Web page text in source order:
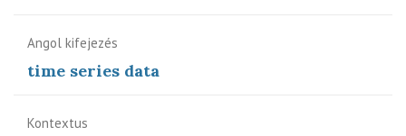
Angol kifejezés
time series data
Kontextus